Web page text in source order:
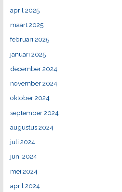
april 2025
maart 2025
februari 2025
januari 2025
december 2024
november 2024
oktober 2024
september 2024
augustus 2024
juli 2024
juni 2024
mei 2024
april 2024